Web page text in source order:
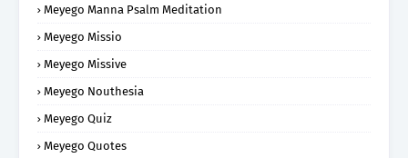
Meyego Manna Psalm Meditation
Meyego Missio
Meyego Missive
Meyego Nouthesia
Meyego Quiz
Meyego Quotes